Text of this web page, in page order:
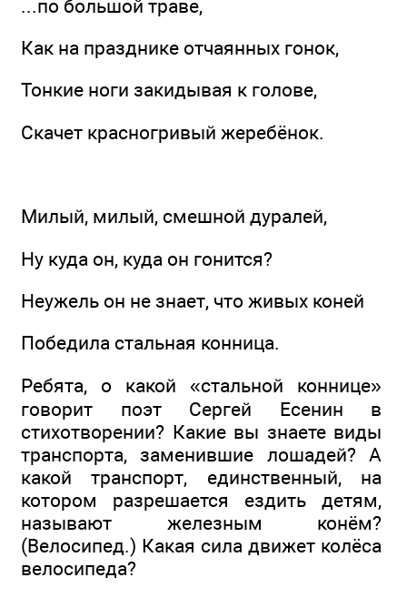
...по большой траве,
Как на празднике отчаянных гонок,
Тонкие ноги закидывая к голове,
Скачет красногривый жеребёнок.
Милый, милый, смешной дуралей,
Ну куда он, куда он гонится?
Неужель он не знает, что живых коней
Победила стальная конница.
Ребята, о какой «стальной коннице»
говорит поэт Сергей Есенин в
стихотворении? Какие вы знаете виды
транспорта, заменившие лошадей? А
какой транспорт, единственный, на
котором разрешается ездить детям,
называют железным конём?
(Велосипед.) Какая сила движет колёса
велосипеда?